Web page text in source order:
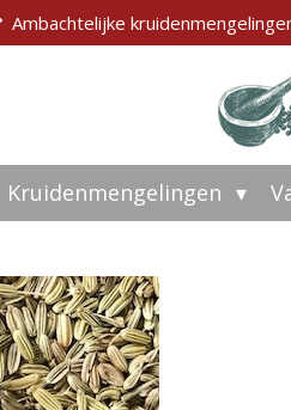
Ambachtelijke
Kruidenmengelingen